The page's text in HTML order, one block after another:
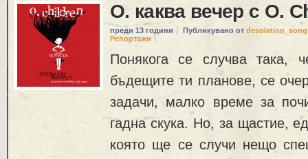
O. каква вечер с O.
преди 13 години Публикувано от desolation_song
Репортажи
Понякога се случва така,
бъдещите ти планове, се
задачи, малко време за
гадна скука. Но, за щастие,
която ще се случи нещо